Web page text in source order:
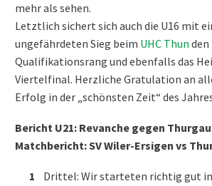
mehr als sehen.
Letztlich sichert sich auch die U16 mit
ungefährdeten Sieg beim UHC Thun
Qualifikationsrang und ebenfalls das
Viertelfinal. Herzliche Gratulation an
Erfolg in der „schönsten Zeit“ des
Bericht U21: Revanche gegen Thurgau
Matchbericht: SV Wiler-Ersigen vs
Drittel: Wir starteten richtig gut